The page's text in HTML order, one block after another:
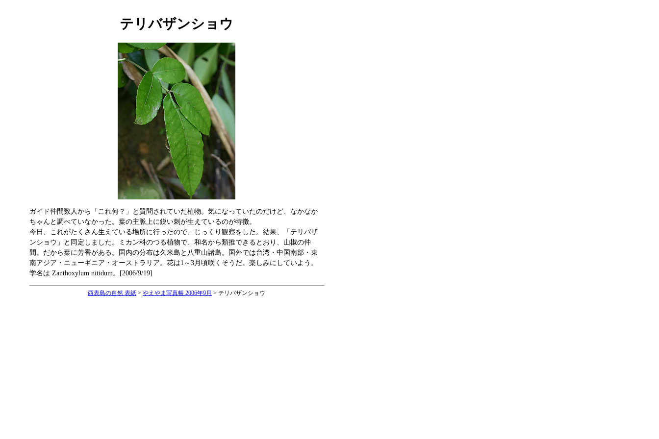
テリバザンショウ
ガイド仲間数人から「これ何？」と質問されていた植物。気になっていたのだけど、なかなか
ちゃんと調べていなかった。葉の主脈上に鋭い刺が生えているのが特徴。
今日、これがたくさん生えている場所に行ったので、じっくり観察をした。結果、「テリバザ
ンショウ」と同定しました。ミカン科のつる植物で、和名から類推できるとおり、山椒の仲
間。だから葉に芳香がある。国内の分布は久米島と八重山諸島。国外では台湾・中国南部・東
南アジア・ニューギニア・オーストラリア。花は1～3月頃咲くそうだ。楽しみにしていよう。
学名は Zanthoxylum nitidum。[2006/9/19]
西表島の自然 表紙 > やえやま写真帳 2006年9月 > テリバザンショウ